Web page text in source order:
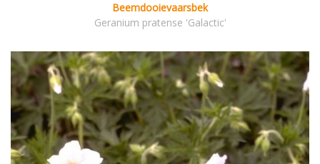
Beemdooievaarsbek
Geranium pratense 'Galactic'